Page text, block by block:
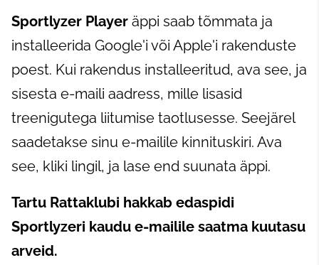
Sportlyzer Player äppi saab tõmmata ja
installeerida Google'i või Apple'i rakenduste
poest. Kui rakendus installeeritud, ava see, ja
sisesta e-maili aadress, mille lisasid
treenigutega liitumise taotlusesse. Seejärel
saadetakse sinu e-mailile kinnituskiri. Ava
see, kliki lingil, ja lase end suunata äppi.
Tartu Rattaklubi hakkab edaspidi
Sportlyzeri kaudu e-mailile saatma kuutasu
arveid.